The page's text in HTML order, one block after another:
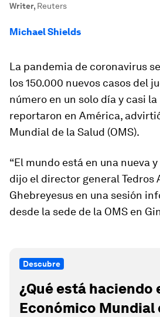
Writer, Reuters
Michael Shields
La pandemia de coronavirus
los 150.000 nuevos casos del
número en un solo día y casi
reportaron en América,
Mundial de la Salud (OMS).
“El mundo está en una nueva
dijo el director general Tedros
Ghebreyesus en una sesión
desde la sede de la OMS en
Descubre
¿Qué está haciendo
Económico Mundial